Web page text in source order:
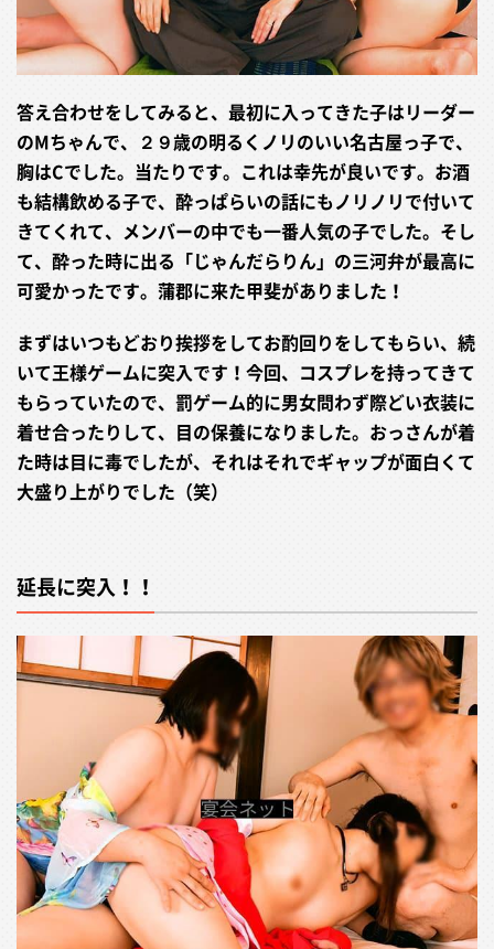
答え合わせをしてみると、最初に入ってきた子はリーダー
のMちゃんで、２９歳の明るくノリのいい名古屋っ子で、
胸はCでした。当たりです。これは幸先が良いです。お酒
も結構飲める子で、酔っぱらいの話にもノリノリで付いて
きてくれて、メンバーの中でも一番人気の子でした。そし
て、酔った時に出る「じゃんだらりん」の三河弁が最高に
可愛かったです。蒲郡に来た甲斐がありました！
まずはいつもどおり挨拶をしてお酌回りをしてもらい、続
いて王様ゲームに突入です！今回、コスプレを持ってきて
もらっていたので、罰ゲーム的に男女問わず際どい衣装に
着せ合ったりして、目の保養になりました。おっさんが着
た時は目に毒でしたが、それはそれでギャップが面白くて
大盛り上がりでした（笑）
延長に突入！！